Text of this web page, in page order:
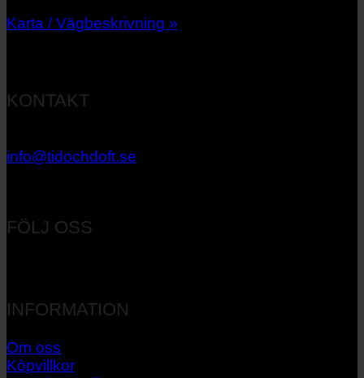
Karta / Vägbeskrivning »
KONTAKT
info@tidochdoft.se
FÖLJ OSS
INFORMATION
Om oss
Köpvillkor